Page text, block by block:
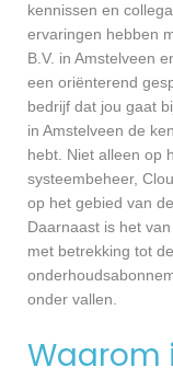
kennissen en
ervaringen hebben
B.V. in Amstelveen
een oriënterend
bedrijf dat jou gaat
in Amstelveen de
hebt. Niet alleen op
systeembeheer,
op het gebied van
Daarnaast is het
met betrekking tot
onder vallen.
Waarom